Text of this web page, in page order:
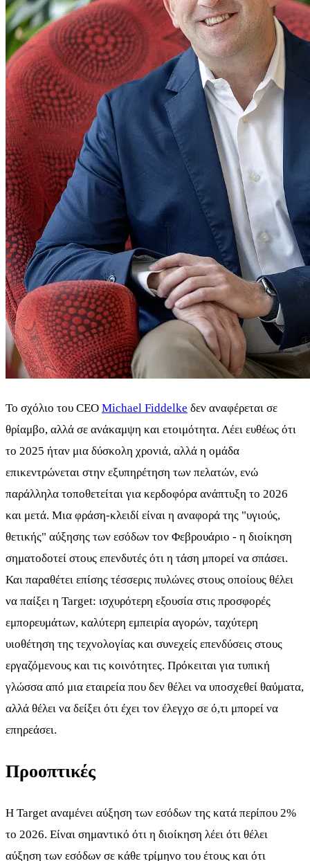
Το σχόλιο του CEO Michael Fiddelke δεν αναφέρεται σε
θρίαμβο, αλλά σε ανάκαμψη και ετοιμότητα. Λέει ευθέως ότι
το 2025 ήταν μια δύσκολη χρονιά, αλλά η ομάδα
επικεντρώνεται στην εξυπηρέτηση των πελατών, ενώ
παράλληλα τοποθετείται για κερδοφόρα ανάπτυξη το 2026
και μετά. Μια φράση-κλειδί είναι η αναφορά της "υγιούς,
θετικής" αύξησης των εσόδων τον Φεβρουάριο - η διοίκηση
σηματοδοτεί στους επενδυτές ότι η τάση μπορεί να σπάσει.
Και παραθέτει επίσης τέσσερις πυλώνες στους οποίους θέλει
να παίξει η Target: ισχυρότερη εξουσία στις προσφορές
εμπορευμάτων, καλύτερη εμπειρία αγορών, ταχύτερη
υιοθέτηση της τεχνολογίας και συνεχείς επενδύσεις στους
εργαζόμενους και τις κοινότητες. Πρόκειται για τυπική
γλώσσα από μια εταιρεία που δεν θέλει να υποσχεθεί θαύματα,
αλλά θέλει να δείξει ότι έχει τον έλεγχο σε ό,τι μπορεί να
επηρεάσει.
Προοπτικές
Η Target αναμένει αύξηση των εσόδων της κατά περίπου 2%
το 2026. Είναι σημαντικό ότι η διοίκηση λέει ότι θέλει
αύξηση των εσόδων σε κάθε τρίμηνο του έτους και ότι